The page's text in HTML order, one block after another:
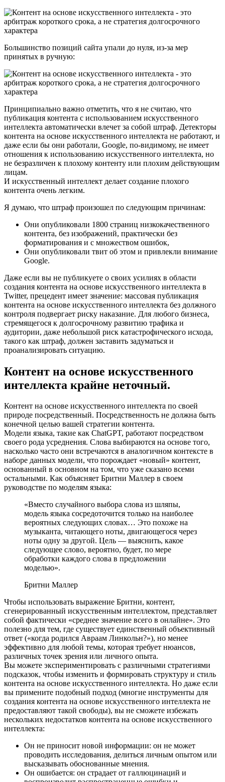
Большинство позиций сайта упали до нуля, из-за мер
принятых в ручную:
Принципиально важно отметить, что я не считаю, что
публикация контента с использованием искусственного
интеллекта автоматически влечет за собой штраф. Детекторы
контента на основе искусственного интеллекта не работают, и
даже если бы они работали, Google, по-видимому, не имеет
отношения к использованию искусственного интеллекта, но
не безразличен к плохому контенту или плохим действующим
лицам.
И искусственный интеллект делает создание плохого
контента очень легким.
Я думаю, что штраф произошел по следующим причинам:
Они опубликовали 1800 страниц низкокачественного
контента, без изображений, практически без
форматирования и с множеством ошибок,
Они опубликовали твит об этом и привлекли внимание
Google.
Даже если вы не публикуете о своих усилиях в области
создания контента на основе искусственного интеллекта в
Twitter, прецедент имеет значение: массовая публикация
контента на основе искусственного интеллекта без должного
контроля подвергает риску наказание. Для любого бизнеса,
стремящегося к долгосрочному развитию трафика и
аудитории, даже небольшой риск катастрофического исхода,
такого как штраф, должен заставить задуматься и
проанализировать ситуацию.
Контент на основе искусственного
интеллекта крайне неточный.
Контент на основе искусственного интеллекта по своей
природе посредственный. Посредственность не должна быть
конечной целью вашей стратегии контента.
Модели языка, такие как ChatGPT, работают посредством
своего рода усреднения. Слова выбираются на основе того,
насколько часто они встречаются в аналогичном контексте в
наборе данных модели, что порождает «новый» контент,
основанный в основном на том, что уже сказано всеми
остальными. Как объясняет Бритни Маллер в своем
руководстве по моделям языка:
«Вместо случайного выбора слова из шляпы,
модель языка сосредоточится только на наиболее
вероятных следующих словах… Это похоже на
музыканта, читающего ноты, двигающегося через
ноты одну за другой. Цель — выяснить, какое
следующее слово, вероятно, будет, по мере
обработки каждого слова в предложении
моделью».
Бритни Маллер
Чтобы использовать выражение Бритни, контент,
сгенерированный искусственным интеллектом, представляет
собой фактически «среднее значение всего в онлайне». Это
полезно для тем, где существует единственный объективный
ответ («когда родился Авраам Линкольн?»), но менее
эффективно для любой темы, которая требует нюансов,
различных точек зрения или личного опыта.
Вы можете экспериментировать с различными стратегиями
подсказок, чтобы изменить и формировать структуру и стиль
контента на основе искусственного интеллекта. Но даже если
вы примените подобный подход (многие инструменты для
создания контента на основе искусственного интеллекта не
предоставляют такой свободы), вы не сможете избежать
нескольких недостатков контента на основе искусственного
интеллекта:
Он не приносит новой информации: он не может
проводить исследования, делиться личным опытом или
высказывать обоснованные мнения.
Он ошибается: он страдает от галлюцинаций и